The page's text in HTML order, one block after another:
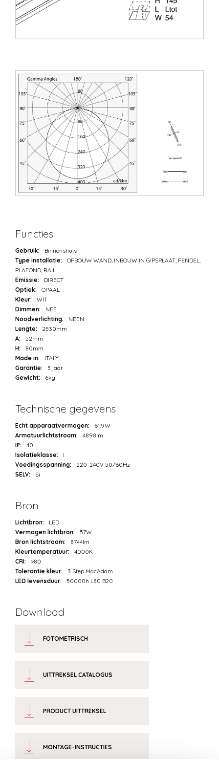
Functies
Gebruik:
Binnenshuis
Type installatie:
OPBOUW WAND, INBOUW IN GIPSPLAAT, PENDEL,
PLAFOND, RAIL
Emissie:
DIRECT
Optiek:
OPAAL
Kleur:
WIT
Dimmen:
NEE
Noodverlichting:
NEEN
Lengte:
2530mm
A:
52mm
H:
80mm
Made in:
ITALY
Garantie:
5 jaar
Gewicht:
6kg
Technische gegevens
Echt apparaatvermogen:
61.9W
Armatuurlichtstroom:
4898lm
IP:
40
Isolatieklasse:
I
Voedingsspanning:
220-240V 50/60Hz
SELV:
Sì
Bron
Lichtbron:
LED
Vermogen lichtbron:
57W
Bron lichtstroom:
8744lm
Kleurtemperatuur:
4000K
CRI:
>80
Tolerantie kleur:
3 Step MacAdam
LED levensduur:
50000h L80 B20
Download
FOTOMETRISCH
UITTREKSEL CATALOGUS
PRODUCT UITTREKSEL
MONTAGE-INSTRUCTIES